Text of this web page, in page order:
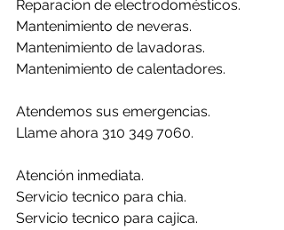
Reparacion de electrodomésticos.
Mantenimiento de neveras.
Mantenimiento de lavadoras.
Mantenimiento de calentadores.
Atendemos sus emergencias.
Llame ahora 310 349 7060.
Atención inmediata.
Servicio tecnico para chia.
Servicio tecnico para cajica.